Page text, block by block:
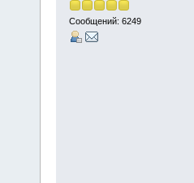
Сообщений: 6249